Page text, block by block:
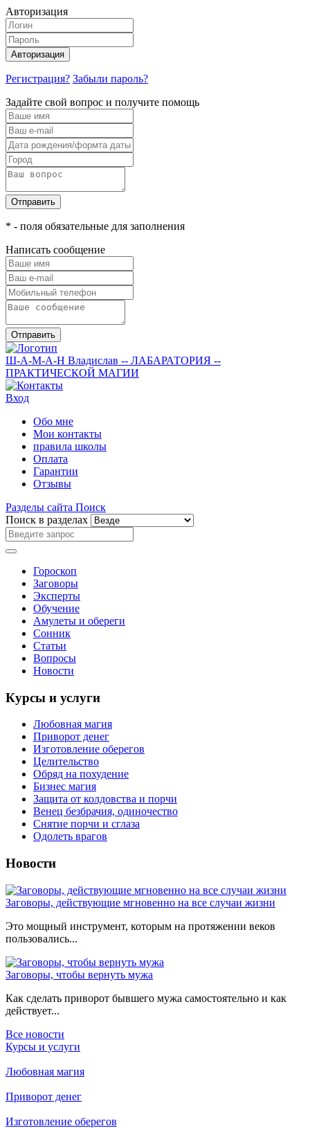
Авторизация
Авторизация
Регистрация? Забыли пароль?
Задайте свой вопрос и получите помощь
Отправить
* - поля обязательные для заполнения
Написать сообщение
Отправить
Ш-А-М-А-Н Владислав -- ЛАБАРАТОРИЯ --
ПРАКТИЧЕСКОЙ МАГИИ
Вход
Обо мне
Мои контакты
правила школы
Оплата
Гарантии
Отзывы
Разделы сайта Поиск
Поиск в разделах
Гороскоп
Заговоры
Эксперты
Обучение
Амулеты и обереги
Сонник
Статьи
Вопросы
Новости
Курсы и услуги
Любовная магия
Приворот денег
Изготовление оберегов
Целительство
Обряд на похудение
Бизнес магия
Защита от колдовства и порчи
Венец безбрачия, одиночество
Снятие порчи и сглаза
Одолеть врагов
Новости
Заговоры, действующие мгновенно на все случаи жизни
Это мощный инструмент, которым на протяжении веков
пользовались...
Заговоры, чтобы вернуть мужа
Как сделать приворот бывшего мужа самостоятельно и как
действует...
Все новости
Курсы и услуги
Любовная магия
Приворот денег
Изготовление оберегов